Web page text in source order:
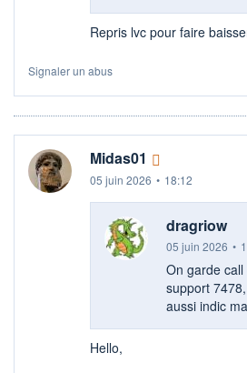
Repris lvc pour faire
Signaler un abus
Midas01
05 juin 2026 • 18:12
dragriow
05 juin 2026 •
On garde
support
aussi indic
Hello,